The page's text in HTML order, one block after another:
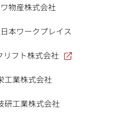
物産株式会社
本ワークプレイス
リフト株式会社
工業株式会社
研工業株式会社